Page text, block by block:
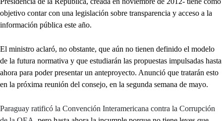
objetivo contar con una legislación sobre transparencia y acceso a la
información pública este año.
El ministro aclaró, no obstante, que aún no tienen definido el modelo
de la futura normativa y que estudiarán las propuestas impulsadas hasta
ahora para poder presentar un anteproyecto. Anunció que tratarán esto
en la próxima reunión del consejo, en la segunda semana de mayo.
Paraguay ratificó la Convención Interamericana contra la Corrupción